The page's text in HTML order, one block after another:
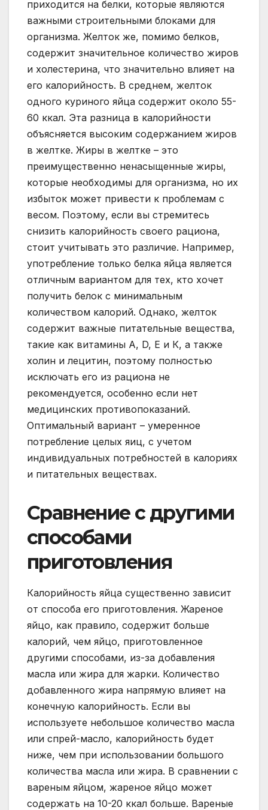
приходится на белки, которые являются
важными строительными блоками для
организма. Желток же, помимо белков,
содержит значительное количество жиров
и холестерина, что значительно влияет на
его калорийность. В среднем, желток
одного куриного яйца содержит около 55-
60 ккал. Эта разница в калорийности
объясняется высоким содержанием жиров
в желтке. Жиры в желтке – это
преимущественно ненасыщенные жиры,
которые необходимы для организма, но их
избыток может привести к проблемам с
весом. Поэтому, если вы стремитесь
снизить калорийность своего рациона,
стоит учитывать это различие. Например,
употребление только белка яйца является
отличным вариантом для тех, кто хочет
получить белок с минимальным
количеством калорий. Однако, желток
содержит важные питательные вещества,
такие как витамины А, D, Е и К, а также
холин и лецитин, поэтому полностью
исключать его из рациона не
рекомендуется, особенно если нет
медицинских противопоказаний.
Оптимальный вариант – умеренное
потребление целых яиц, с учетом
индивидуальных потребностей в калориях
и питательных веществах.
Сравнение с другими
способами
приготовления
Калорийность яйца существенно зависит
от способа его приготовления. Жареное
яйцо, как правило, содержит больше
калорий, чем яйцо, приготовленное
другими способами, из-за добавления
масла или жира для жарки. Количество
добавленного жира напрямую влияет на
конечную калорийность. Если вы
используете небольшое количество масла
или спрей-масло, калорийность будет
ниже, чем при использовании большого
количества масла или жира. В сравнении с
вареным яйцом, жареное яйцо может
содержать на 10-20 ккал больше. Вареные